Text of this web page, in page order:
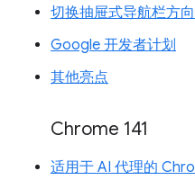
切换抽屉式导航栏方向
Google 开发者计划
其他亮点
Chrome 141
适用于 AI 代理的